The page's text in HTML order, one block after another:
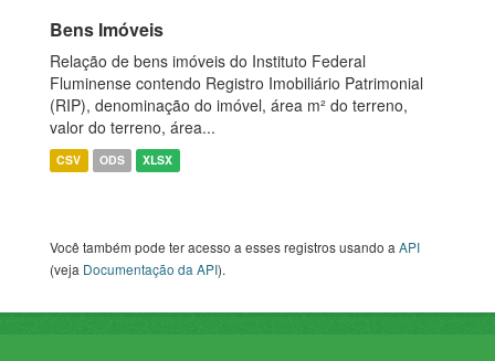
Bens Imóveis
Relação de bens imóveis do Instituto Federal
Fluminense contendo Registro Imobiliário Patrimonial
(RIP), denominação do imóvel, área m² do terreno,
valor do terreno, área...
CSV ODS XLSX
Você também pode ter acesso a esses registros usando aAPI
(veja Documentação da API).